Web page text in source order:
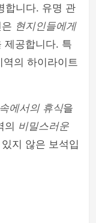
합니다. 유명 관
현지인들에게
제공합니다. 특
역의 하이라이트
에서의 휴식을
의 비밀스러운
지 않은 보석입